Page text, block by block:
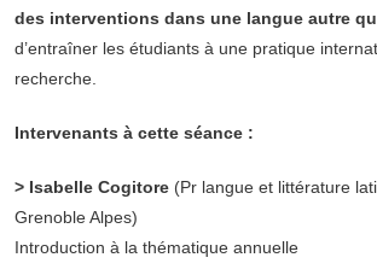
des interventions dans une langue autre
d’entraîner les étudiants à une pratique
recherche.
Intervenants à cette séance :
> Isabelle Cogitore (Pr langue et littérature
Grenoble Alpes)
Introduction à la thématique annuelle